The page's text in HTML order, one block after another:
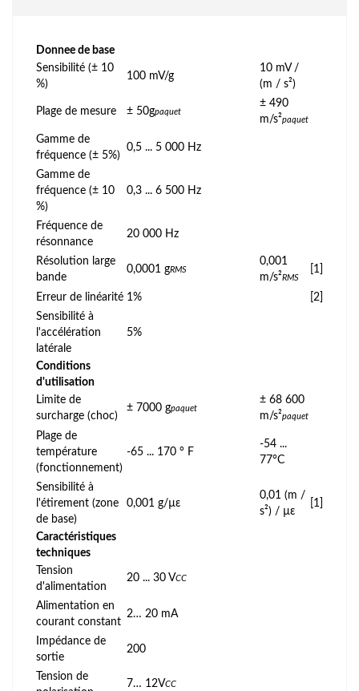
Donnee de base
Sensibilité (± 10
%)
100 mV/g
10 mV /
(m / s²)
Plage de mesure ± 50gpaquet
± 490
m/s²paquet
Gamme de
fréquence (± 5%)
0,5 ... 5 000 Hz
Gamme de
fréquence (± 10
%)
0,3 ... 6 500 Hz
Fréquence de
résonnance
20 000 Hz
Résolution large
bande
0,0001 gRMS
0,001
m/s²RMS
[1]
Erreur de linéarité 1%
[2]
Sensibilité à
l'accélération
latérale
5%
Conditions
d'utilisation
Limite de
surcharge (choc)
± 7000 gpaquet
± 68 600
m/s²paquet
Plage de
température
(fonctionnement)
-65 ... 170 ° F
-54 ...
77°C
Sensibilité à
l'étirement (zone
de base)
0,001 g/µε
0,01 (m /
s²) / µε
[1]
Caractéristiques
techniques
Tension
d'alimentation
20 ... 30 VCC
Alimentation en
courant constant
2… 20 mA
Impédance de
sortie
200
Tension de
7… 12VCC